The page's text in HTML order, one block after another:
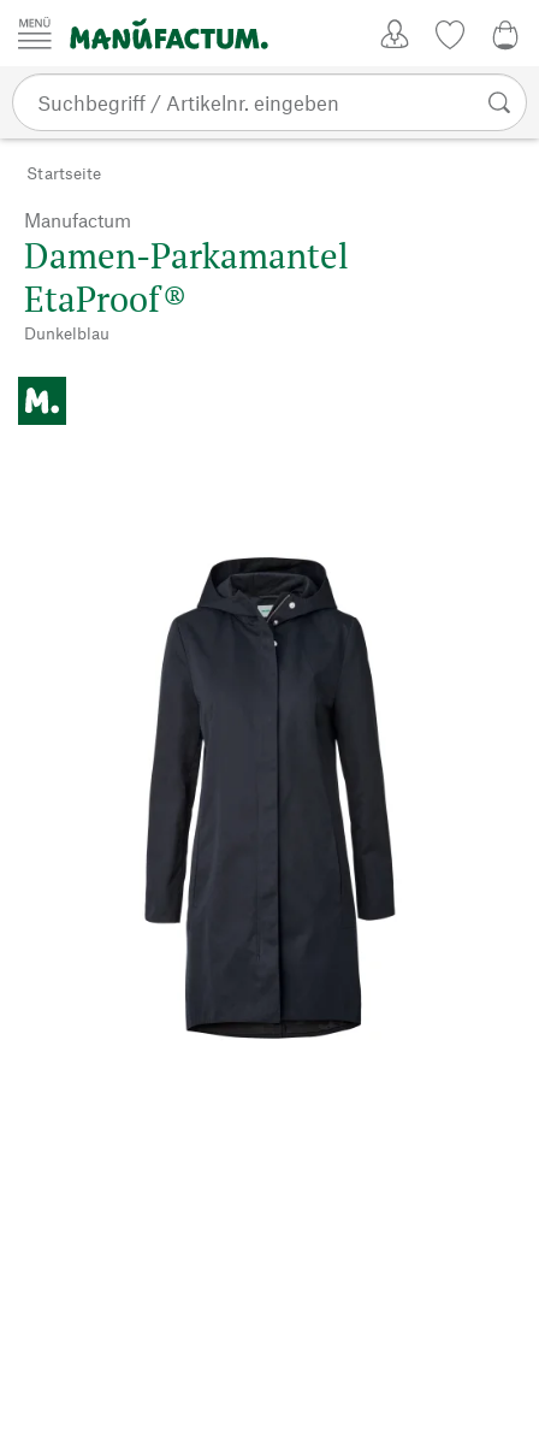
Zum Inhalt springen
Startseite
Manufactum
Damen-Parkamantel
EtaProof®
Dunkelblau